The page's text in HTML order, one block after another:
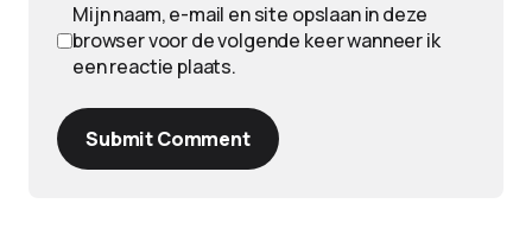
Mijn naam, e-mail en site opslaan in deze
browser voor de volgende keer wanneer ik
een reactie plaats.
Submit Comment